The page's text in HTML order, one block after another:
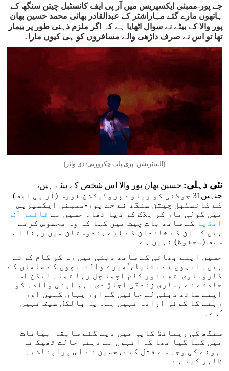
جے پور-ممبئی ایکسپریس میں آر پی ایف کانسٹبل چیتن سنگھ کے
ہاتھوں مارے گئے مہاراشٹر کے عبدالقادر بھائی محمد حسین بھان
پور والا کے بیٹے نے سوال اٹھایا ہے کہ اگر ملزم ذہنی طور پر بیمار
تھا تو اس نے صرف داڑھی والے مسافروں کو ہی کیوں مارا۔
(السٹریشن: پری پلب چکرورتی/ دی وائر)
نئی دہلی: حسین بھان پور والا اس شخص کے بیٹے ہیں،
جنہیں31 جولائی کو ریلوے پروٹیکشن فورس (آر پی ایف)
کے کانسٹبل چیتن سنگھ نے جے پور-ممبئی ایکسپریس
میں گولی مار کر ہلاک کر دیا تھا۔ حسین نے ٹائمز آف
انڈیا کے ساتھ بات چیت میں کہا کہ وہ محسوس کرتے
ہیں کہ ان کے خاندان کے لیے ہندوستان میں رہنا اب
سیف (محفوظ) نہیں ہے۔
حسین اپنے بھائی کے ساتھ دبئی میں رہ کر کام کرتے
ہیں۔ انہوں نے بتایا،’میرے والد بچوں کے سامان کے
کاروباری تھے اور کام اچھا چل رہا تھا۔ لیکن اس
حادثے نے ہماری زندگی اجاڑ دی۔ ہم اپنی والدہ کو
اپنے ساتھ دبئی لے جائیں گے اور یہاں کہیں اور
رہنے کا کوئی ارادہ نہیں ہے۔ یہ بالکل سیف نہیں
ہے۔’
سنگھ کی ریمانڈ کاپی میں دیے گئے سابقہ بیانات
میں کہا گیا تھا کہ انہوں نے ذہنی حالت ٹھیک نہ
ہونے کی وجہ سے قتل کیے،حسین نے اس پراپناشبہ
ظاہر کیا ہے۔